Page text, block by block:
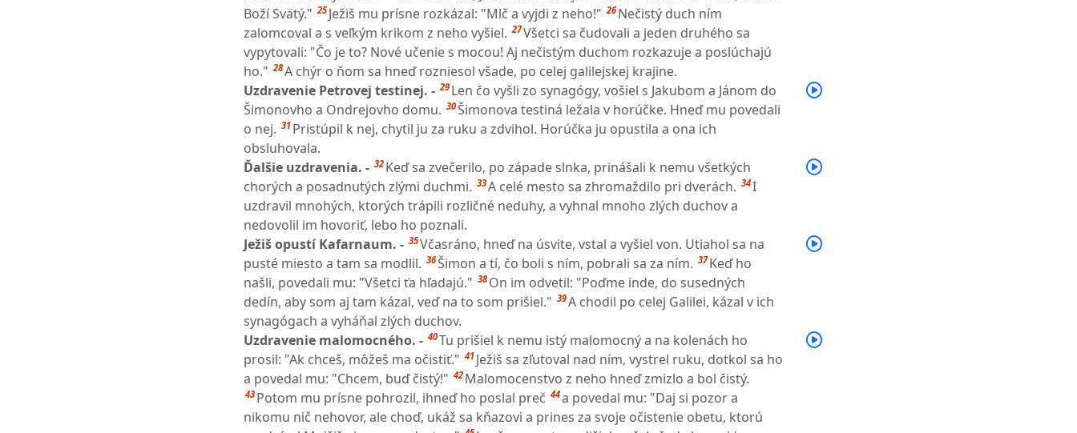
Boží Svätý." 25 Ježiš mu prísne rozkázal: "Mlč a vyjdi z neho!" 26 Nečistý duch ním
zalomcoval a s veľkým krikom z neho vyšiel. 27Všetci sa čudovali a jeden druhého sa
vypytovali: "Čo je to? Nové učenie s mocou! Aj nečistým duchom rozkazuje a poslúchajú
ho." 28A chýr o ňom sa hneď rozniesol všade, po celej galilejskej krajine.
Uzdravenie Petrovej testinej. - 29 Len čo vyšli zo synagógy, vošiel s Jakubom a Jánom do
Šimonovho a Ondrejovho domu. 30Šimonova testiná ležala v horúčke. Hneď mu povedali
o nej. 31 Pristúpil k nej, chytil ju za ruku a zdvihol. Horúčka ju opustila a ona ich
obsluhovala.
Ďalšie uzdravenia. - 32 Keď sa zvečerilo, po západe slnka, prinášali k nemu všetkých
chorých a posadnutých zlými duchmi. 33A celé mesto sa zhromaždilo pri dverách. 34I
uzdravil mnohých, ktorých trápili rozličné neduhy, a vyhnal mnoho zlých duchov a
nedovolil im hovoriť, lebo ho poznali.
Ježiš opustí Kafarnaum. - 35Včasráno, hneď na úsvite, vstal a vyšiel von. Utiahol sa na
pusté miesto a tam sa modlil. 36Šimon a tí, čo boli s ním, pobrali sa za ním. 37 Keď ho
našli, povedali mu: "Všetci ťa hľadajú." 38 On im odvetil: "Poďme inde, do susedných
dedín, aby som aj tam kázal, veď na to som prišiel." 39A chodil po celej Galilei, kázal v ich
synagógach a vyháňal zlých duchov.
Uzdravenie malomocného. - 40Tu prišiel k nemu istý malomocný a na kolenách ho
prosil: "Ak chceš, môžeš ma očistiť." 41 Ježiš sa zľutoval nad ním, vystrel ruku, dotkol sa ho
a povedal mu: "Chcem, buď čistý!" 42 Malomocenstvo z neho hneď zmizlo a bol čistý.
43 Potom mu prísne pohrozil, ihneď ho poslal preč 44a povedal mu: "Daj si pozor a
nikomu nič nehovor, ale choď, ukáž sa kňazovi a prines za svoje očistenie obetu, ktorú